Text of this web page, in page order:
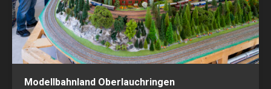
Modellbahnland Oberlauchringen